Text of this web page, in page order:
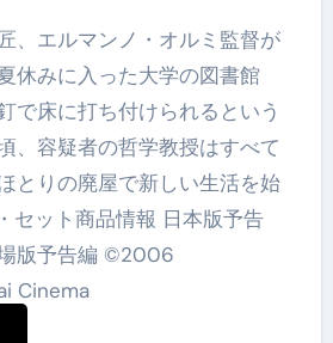
、エルマンノ・オルミ監督が
休みに入った大学の図書館
で床に打ち付けられるという
、容疑者の哲学教授はすべて
とりの廃屋で新しい生活を始
セット商品情報 日本版予告
版予告編 ©2006
Cinema